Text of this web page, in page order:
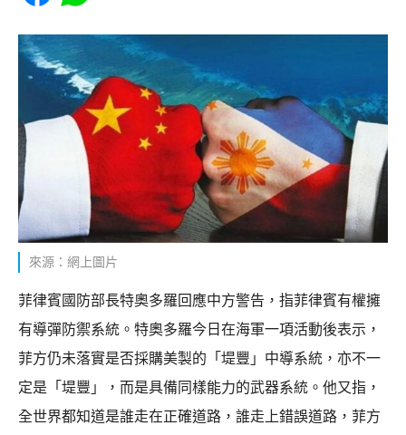
來源：網上圖片
菲律賓國防部長特奧多羅回應中方警告，指菲律賓有權擁
有導彈防禦系統。特奧多羅今日在海軍一項活動後表示，
菲方仍未落實是否採購美製的「堤豐」中導系統，亦不一
定是「堤豐」，而是具備同樣能力的武器系統。他又指，
全世界都知道是誰走在正確道路，誰走上錯誤道路，菲方